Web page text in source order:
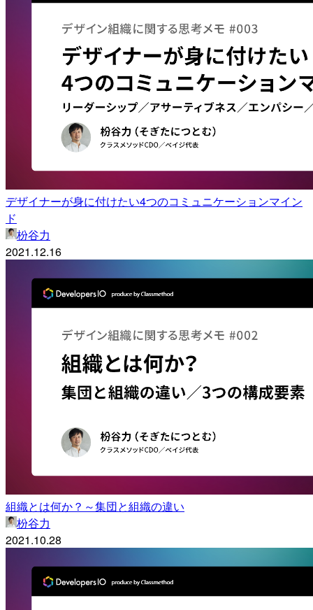
デザイナーが身に付けたい4つのコミュニケーションマイン
ド
枌谷力
2021.12.16
組織とは何か？～集団と組織の違い
枌谷力
2021.10.28